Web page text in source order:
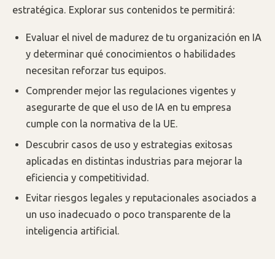
estratégica. Explorar sus contenidos te permitirá:
Evaluar el nivel de madurez de tu organización en IA
y determinar qué conocimientos o habilidades
necesitan reforzar tus equipos.
Comprender mejor las regulaciones vigentes y
asegurarte de que el uso de IA en tu empresa
cumple con la normativa de la UE.
Descubrir casos de uso y estrategias exitosas
aplicadas en distintas industrias para mejorar la
eficiencia y competitividad.
Evitar riesgos legales y reputacionales asociados a
un uso inadecuado o poco transparente de la
inteligencia artificial.